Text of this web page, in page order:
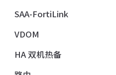
SAA-FortiLink
VDOM
HA 双机热备